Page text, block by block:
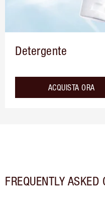
Detergente
ACQUISTA ORA
FREQUENTLY ASKED